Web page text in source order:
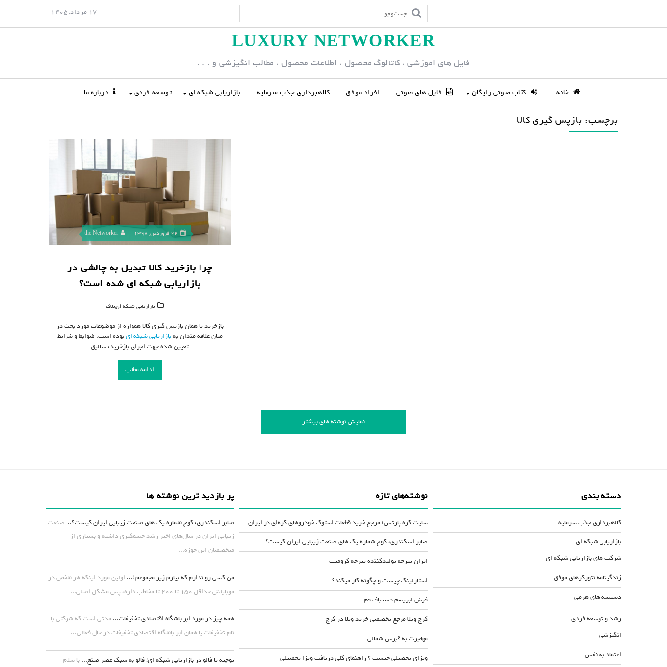
o
17 مرداد, 1405
LUXURY NETWORKER
فایل های اموزشی ، کاتالوگ محصول ، اطلاعات محصول ، مطالب انگیزشی و . . .
خانه کتاب صوتی رایگان فایل های صوتی افراد موفق کلاهبرداری جذب سرمایه بازاریابی شبکه ای توسعه فردی درباره ما
برچسب: بازپس گیری کالا
22 فروردین, 1398 the Networker
چرا بازخرید کالا تبدیل به چالشی در
بازاریابی شبکه ای شده است؟
بازاریابی شبکه ای,بلاگ
بازخرید یا همان بازپس گیری کالا همواره از موضوعات مورد بحث در
میان علاقه مندان بهبازاریابی شبکه ایبوده است. ضوابط و شرایط
تعیین شده جهت اجرای بازخرید، سلایق
ادامه مطلب
نمایش نوشته های بیشتر
پر بازدید ترین نوشته ها
صابر اسکندری، کوچ شماره یک های صنعت زیبایی ایران کیست؟... صنعت
زیبایی ایران در سال‌های اخیر رشد چشمگیری داشته و بسیاری از
متخصصان این حوزه...
من کسی رو ندارم که بیارم زیر مجموعم !... اولین مورد اینکه هر شخص در
موبایلش حداقل ۱۵۰ تا ۲۰۰ تا مخاطب داره، پس مشکل اصلی...
همه چیز در مورد ابر باشگاه اقتصادی تخفیفات...مدتی است که شرکتی با
نام تخفیفات یا همان ابر باشگاه اقتصادی تخفیفات در حال فعالی...
توجیه یا فالو در بازاریابی شبکه ای! فالو به سبک عصر صنع...با سلام
نوشته‌های تازه
سایت کره پارتس؛ مرجع خرید قطعات استوک خودروهای کره‌ای در ایران
صابر اسکندری، کوچ شماره یک های صنعت زیبایی ایران کیست؟
ایران تیرچه تولیدکننده تیرچه کرومیت
استارلینک چیست و چگونه کار میکند؟
فرش ابریشم دستباف قم
کرج ویلا مرجع تخصصی خرید ویلا در کرج
مهاجرت به قبرس شمالی
ویزای تحصیلی چیست ؟ راهنمای کلی دریافت ویزا تحصیلی
دسته بندی
کلاهبرداری جذب سرمایه
بازاریابی شبکه ای
شرکت های بازاریابی شبکه ای
زندگینامه نتورکرهای موفق
دسیسه های هرمی
رشد و توسعه فردی
انگیزشی
اعتماد به نفس